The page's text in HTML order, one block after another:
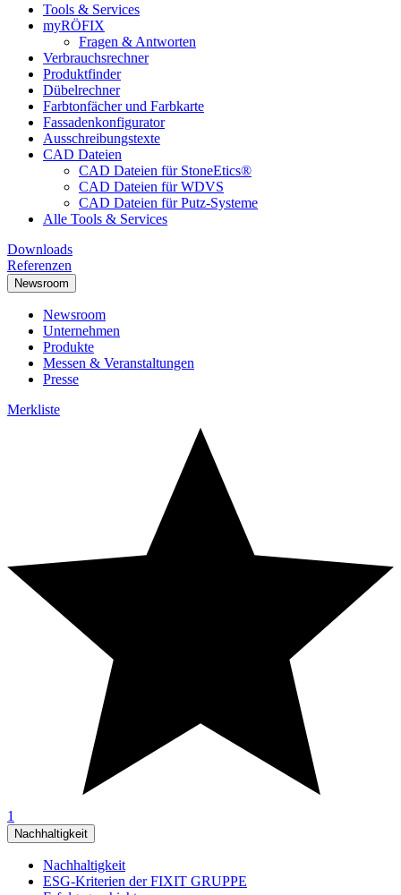
Tools & Services
myRÖFIX
Fragen & Antworten
Verbrauchsrechner
Produktfinder
Dübelrechner
Farbtonfächer und Farbkarte
Fassadenkonfigurator
Ausschreibungstexte
CAD Dateien
CAD Dateien für StoneEtics®
CAD Dateien für WDVS
CAD Dateien für Putz-Systeme
Alle Tools & Services
Downloads
Referenzen
Newsroom
Newsroom
Unternehmen
Produkte
Messen & Veranstaltungen
Presse
Merkliste
1
Nachhaltigkeit
Nachhaltigkeit
ESG-Kriterien der FIXIT GRUPPE